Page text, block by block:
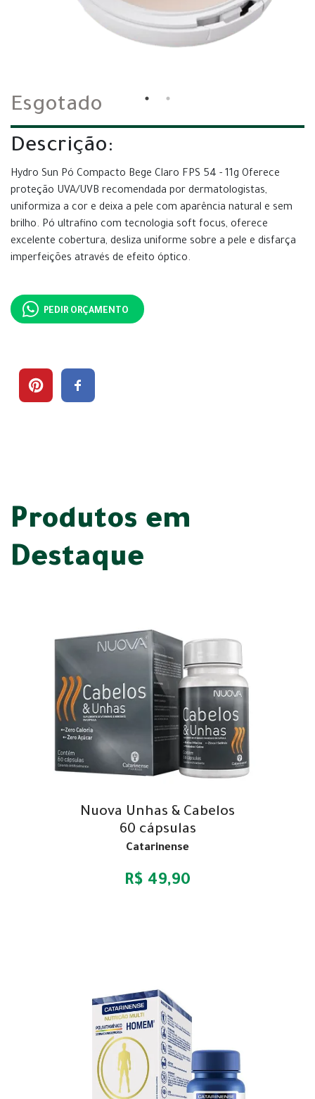
Esgotado
Descrição:
Hydro Sun Pó Compacto Bege Claro FPS 54 - 11g Oferece
proteção UVA/UVB recomendada por dermatologistas,
uniformiza a cor e deixa a pele com aparência natural e sem
brilho. Pó ultrafino com tecnologia soft focus, oferece
excelente cobertura, desliza uniforme sobre a pele e disfarça
imperfeições através de efeito óptico.
PEDIR ORÇAMENTO
Produtos em
Destaque
Nuova Unhas & Cabelos
60 cápsulas
Catarinense
R$ 49,90